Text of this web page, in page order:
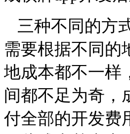
三种不同的方
需要根据不同的
地成本都不一样
间都不足为奇，
付全部的开发费